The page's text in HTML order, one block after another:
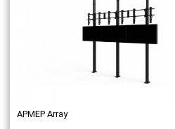
АРМЕР Array